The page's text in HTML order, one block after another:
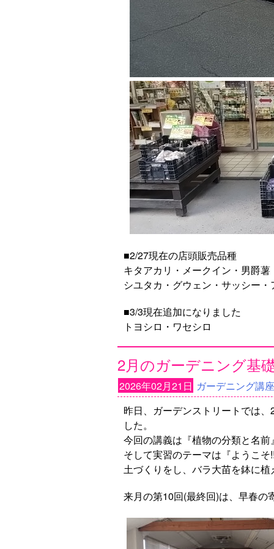
■2/27現在の店頭販売品種
キタアカリ・メークイン・男爵
シユタカ・グウェン・サッシー
■3/3現在追加になりました
トヨシロ・ワセシロ
2月のガーデニング基
2026年02月21日 ガーデニング講座
昨日、ガーデンストリートでは、
した。
今回の講義は『植物の分類と名前
そして実習のテーマは『ようこ
土づくりをし、バラ大苗を鉢に
来月の第10回(最終回)は、早春の